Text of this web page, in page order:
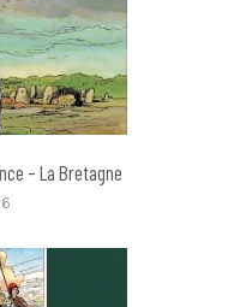
– La Bretagne